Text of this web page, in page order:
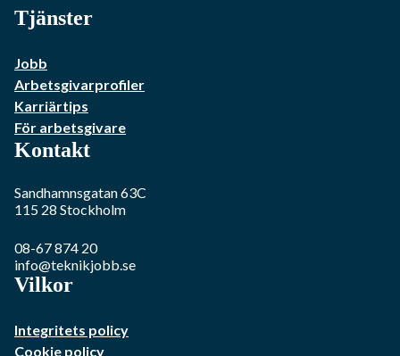
Tjänster
Jobb
Arbetsgivarprofiler
Karriärtips
För arbetsgivare
Kontakt
Sandhamnsgatan 63C
115 28 Stockholm
08-67 874 20
info@teknikjobb.se
Vilkor
Integritets policy
Cookie policy